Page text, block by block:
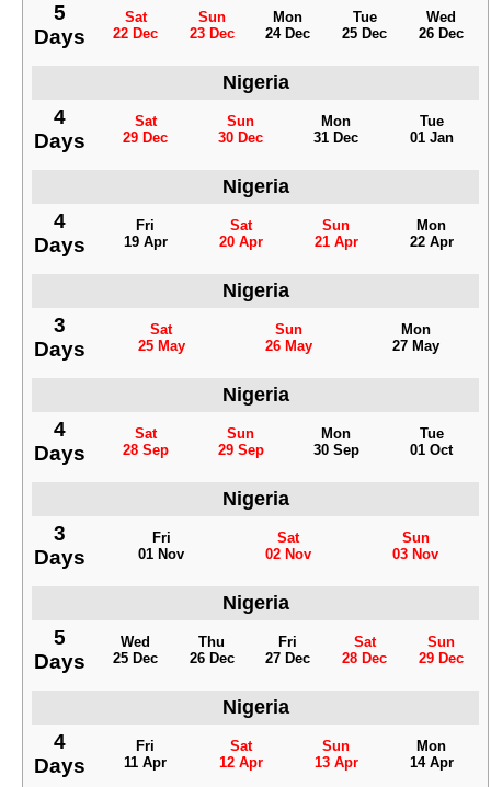
5
Days
Sat
22 Dec
Sun
23 Dec
Mon
24 Dec
Tue
25 Dec
Wed
26 Dec
Nigeria
4
Days
Sat
29 Dec
Sun
30 Dec
Mon
31 Dec
Tue
01 Jan
Nigeria
4
Days
Fri
19 Apr
Sat
20 Apr
Sun
21 Apr
Mon
22 Apr
Nigeria
3
Days
Sat
25 May
Sun
26 May
Mon
27 May
Nigeria
4
Days
Sat
28 Sep
Sun
29 Sep
Mon
30 Sep
Tue
01 Oct
Nigeria
3
Days
Fri
01 Nov
Sat
02 Nov
Sun
03 Nov
Nigeria
5
Days
Wed
25 Dec
Thu
26 Dec
Fri
27 Dec
Sat
28 Dec
Sun
29 Dec
Nigeria
4
Days
Fri
11 Apr
Sat
12 Apr
Sun
13 Apr
Mon
14 Apr